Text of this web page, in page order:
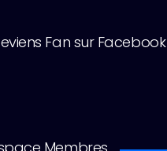
Fan sur Facebook